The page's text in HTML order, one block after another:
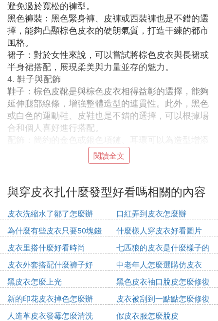
避免過於寬松的褲型。
黑色褲裝：黑色緊身褲、皮褲或西裝褲也是不錯的選
擇，能夠凸顯棕色皮衣的硬朗氣質，打造干練的都市
風格。
裙子：對於女性來說，可以嘗試將棕色皮衣與長裙或
半身裙搭配，展現柔美與力量並存的魅力。
4. 鞋子與配飾
鞋子：棕色皮靴是與棕色皮衣相得益彰的選擇，能夠
延伸腿部線條，增強整體造型的連貫性。此外，黑色
或白色的運動鞋、皮鞋也是不錯的選擇，可以根據場
合和個人喜好進行搭配。
配飾：簡約的金色或銀色項鏈、耳環可以為造型增添
一抹亮點。同時，選擇與皮衣材質相呼應的腰帶、手
錶等配飾，也能提升整體造型的精緻感。
在美拉德風中，色彩與質感的平衡至關重要。棕色皮
衣本身已經具有一定的厚重感，因此在搭配時要注意
避免過多的深色或厚重材質堆砌在一起，以免顯得沉
悶壓抑。可以通過加入一些輕盈、透氣的面料或明亮
的色彩來平衡整體造型。
6. 發型與妝容
發型：簡潔干練的發型能夠凸顯棕色皮衣的利落感。
可以嘗試將頭發紮成低馬尾、丸子頭或自然披肩，根
據個人臉型和喜好進行調整。
妝容：自然的妝容更能凸顯棕色皮衣的優雅氣質。可
以選擇淡雅的眼妝、裸色唇膏以及適量的高光和陰影
閱讀全文
與穿皮衣扎什麼發型好看嗎相關的內容
皮衣洗縮水了鄒了怎麼辦
口紅弄到皮衣怎麼辦
為什麼有些皮衣只要50塊錢
什麼樣人穿皮衣好看圖片
皮衣里搭什麼好看時尚
七匹狼的皮衣是什麼樣子的
皮衣外套搭配什麼褲子好
中老年人怎麼選購仿皮衣
黑皮衣怎麼上光
黑色皮衣袖口脫皮怎麼修復
新的印花皮衣掉色怎麼辦
皮衣被刮到一點點怎麼修復
人造革皮衣發霉怎麼清洗
假皮衣服怎麼脫皮